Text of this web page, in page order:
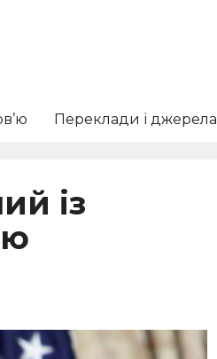
Переклади і джерела
із